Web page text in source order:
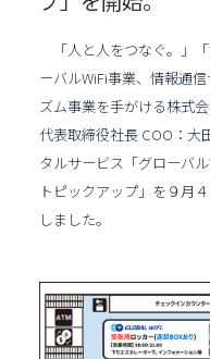
「人と人をつなぐ。」
ーバルWiFi事業、情報通
ズム事業を手がける株式
代表取締役社長 COO：大
タルサービス「グローバ
トピックアップ」を９月
しました。